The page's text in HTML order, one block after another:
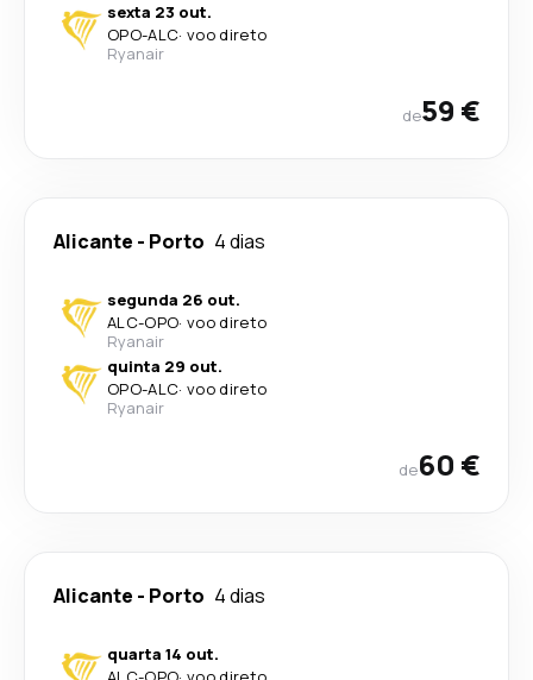
sexta 23 out.
OPO-ALC· voo direto
Ryanair
de59 €
Alicante - Porto 4 dias
segunda 26 out.
ALC-OPO· voo direto
Ryanair
quinta 29 out.
OPO-ALC· voo direto
Ryanair
de60 €
Alicante - Porto 4 dias
quarta 14 out.